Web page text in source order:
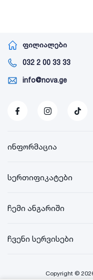
ფილიალები
032 2 00 33 33
info@nova.ge
ინფორმაცია
სერთიფიკატები
ჩემი ანგარიში
ჩვენი სერვისები
Copyright ©